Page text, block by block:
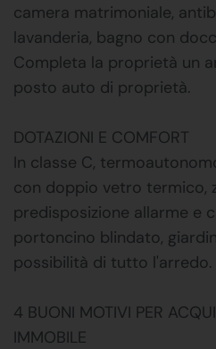
camera matrimoniale,
lavanderia, bagno con
Completa la proprietà un
posto auto di proprietà.
DOTAZIONI E COMFORT
In classe C,
con doppio vetro termico,
predisposizione allarme e
portoncino blindato,
possibilità di tutto l'arredo.
4 BUONI MOTIVI PER
IMMOBILE